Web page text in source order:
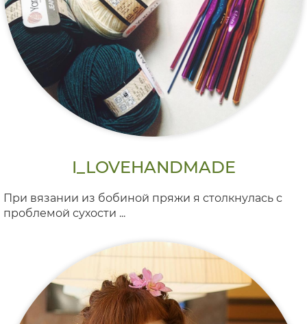
I_LOVEHANDMADE
При вязании из бобиной пряжи я столкнулась с
проблемой сухости ...